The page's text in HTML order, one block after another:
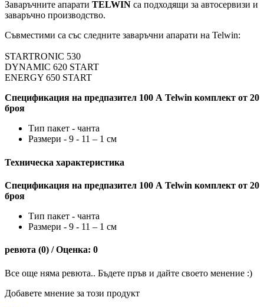
Заваръчните апарати TELWIN са подходящи за автосервизи и
заваръчно производство.
Съвместими са със следните заваръчни апарати на Telwin:
STARTRONIC 530
DYNAMIC 620 START
ENERGY 650 START
Спецификация на предпазител 100 А Telwin комплект от 20
броя
Тип пакет - чанта
Размери - 9 - 11 – 1 см
Техническа характеристика
Спецификация на предпазител 100 А Telwin комплект от 20
броя
Тип пакет - чанта
Размери - 9 - 11 – 1 см
ревюта (0) / Оценка: 0
Все още няма ревюта.. Бъдете пръв и дайте своето менение :)
Добавете мнение за този продукт